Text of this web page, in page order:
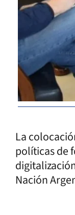
La
políticas de
Nación